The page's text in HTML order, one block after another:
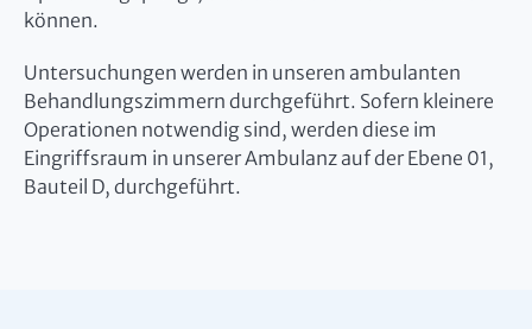
können.
Untersuchungen werden in unseren ambulanten
Behandlungszimmern durchgeführt. Sofern kleinere
Operationen notwendig sind, werden diese im
Eingriffsraum in unserer Ambulanz auf der Ebene 01,
Bauteil D, durchgeführt.